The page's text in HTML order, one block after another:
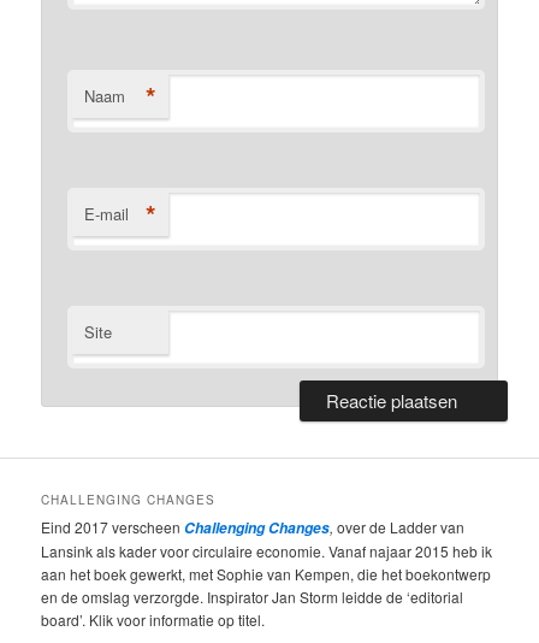
Naam *
E-mail *
Site
CHALLENGING CHANGES
Eind 2017 verscheen Challenging Changes, over de Ladder van
Lansink als kader voor circulaire economie. Vanaf najaar 2015 heb ik
aan het boek gewerkt, met Sophie van Kempen, die het boekontwerp
en de omslag verzorgde. Inspirator Jan Storm leidde de ‘editorial
board’. Klik voor informatie op titel.